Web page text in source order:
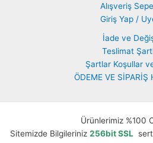
Alışveriş
Giriş Yap /
İade ve
Teslimat
Şartlar Koşullar
ÖDEME VE SİPARİŞ
Ürünlerimiz %100
Sitemizde Bilgileriniz 256bit SSL